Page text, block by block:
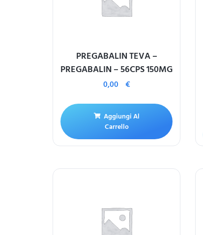
PREGABALIN TEVA –
PREGABALIN – 56CPS 150MG
0,00 €
Aggiungi Al
Carrello